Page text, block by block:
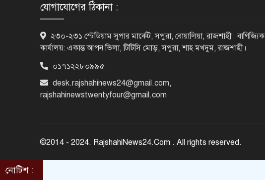
যোগাযোগের ঠিকানা :
২৩০-২৩১ স্টেডিয়াম সুপার মার্কেট, সপুরা, বোয়ালিয়া, রাজশাহী। বাণিজ্যিক
কার্যালয়: একান্ত আপন ভিলা, টিটিসি মোড়, সপুরা, শাহ মখদুম, রাজশাহী।
০১৭১২২৮০৯৯৫
desk.rajshahinews24@gmail.com,
rajshahinewstwentyfour@gmail.com
©2014 - 2024. RajshahiNews24.Com . All rights reserved.
নোটিশ :